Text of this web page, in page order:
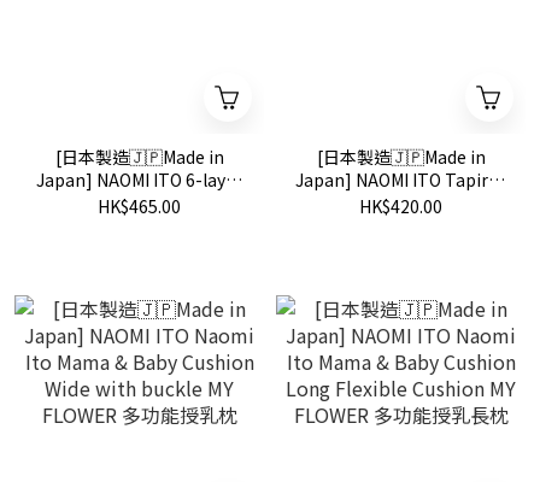
[日本製造🇯🇵Made in
Japan] NAOMI ITO 6-layer
Gauze 六重紗 Sleeper
HK$465.00
[日本製造🇯🇵Made in
Japan] NAOMI ITO Tapirus
Kororin
HK$420.00